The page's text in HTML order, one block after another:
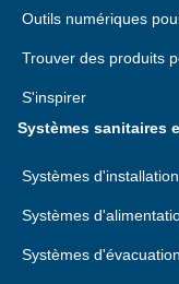
Outils numériques
Trouver des produits
S'inspirer
Systèmes sanitaires
Systèmes
Systèmes
Systèmes d'évacuation